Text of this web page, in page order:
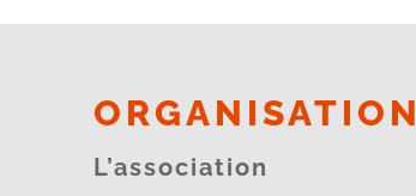
ORGANISATION
L’association